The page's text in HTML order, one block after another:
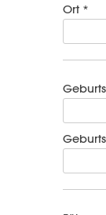
Ort *